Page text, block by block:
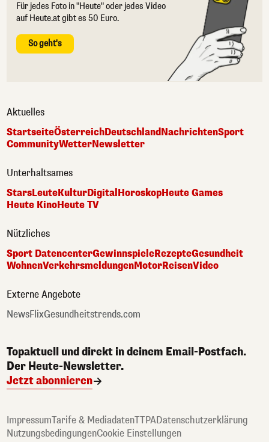
Für jedes Foto in "Heute" oder jedes Video
auf Heute.at gibt es 50 Euro.
So geht's
Aktuelles
StartseiteÖsterreichDeutschlandNachrichtenSport
CommunityWetterNewsletter
Unterhaltsames
StarsLeuteKulturDigital HoroskopHeute Games
Heute KinoHeute TV
Nützliches
Sport DatencenterGewinnspieleRezepteGesundheit
WohnenVerkehrsmeldungenMotorReisenVideo
Externe Angebote
NewsFlixGesundheitstrends.com
Topaktuell und direkt in deinem Email-Postfach.
Der Heute-Newsletter.
Jetzt abonnieren
ImpressumTarife & MediadatenTTPADatenschutzerklärung
NutzungsbedingungenCookie Einstellungen